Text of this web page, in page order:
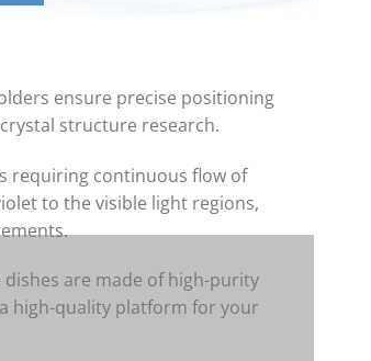
ensure precise positioning
structure research.
requiring continuous flow of
to the visible light regions,
are made of high-purity
high-quality platform for your